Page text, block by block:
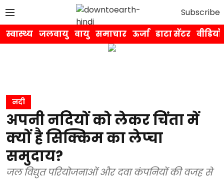
Subscribe
स्वास्थ्य जलवायु वायु समाचार ऊर्जा डाटा सेंटर वीडियो
नदी
अपनी नदियों को लेकर चिंता में
क्यों है सिक्किम का लेप्चा
समुदाय?
जल विद्युत परियोजनाओं और दवा कंपनियों की वजह से